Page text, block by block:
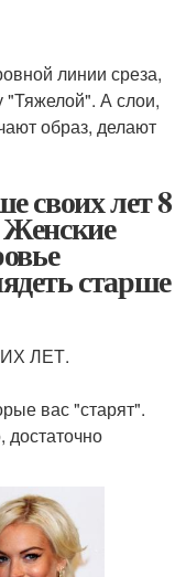
линии среза,
"Тяжелой". А слои,
образ, делают
своих лет 8
старше
ЛЕТ.
вас "старят".